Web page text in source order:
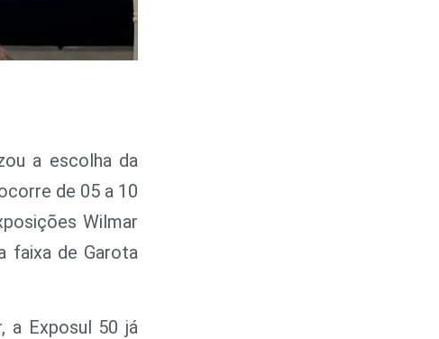
a escolha da
de 05 a 10
Wilmar
faixa de Garota
a Exposul 50 já